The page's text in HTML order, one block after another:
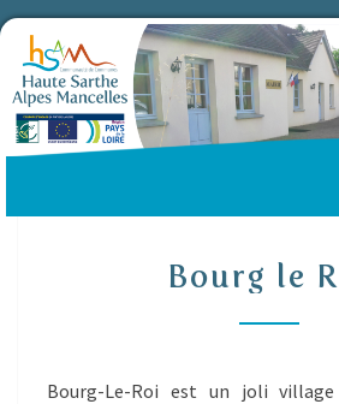
Bourg le
Bourg-Le-Roi est un joli